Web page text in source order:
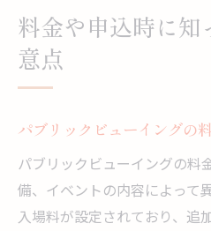
料金や申込時に知
意点
パブリックビューイングの
パブリックビューイングの料
備、イベントの内容によって
入場料が設定されており、追